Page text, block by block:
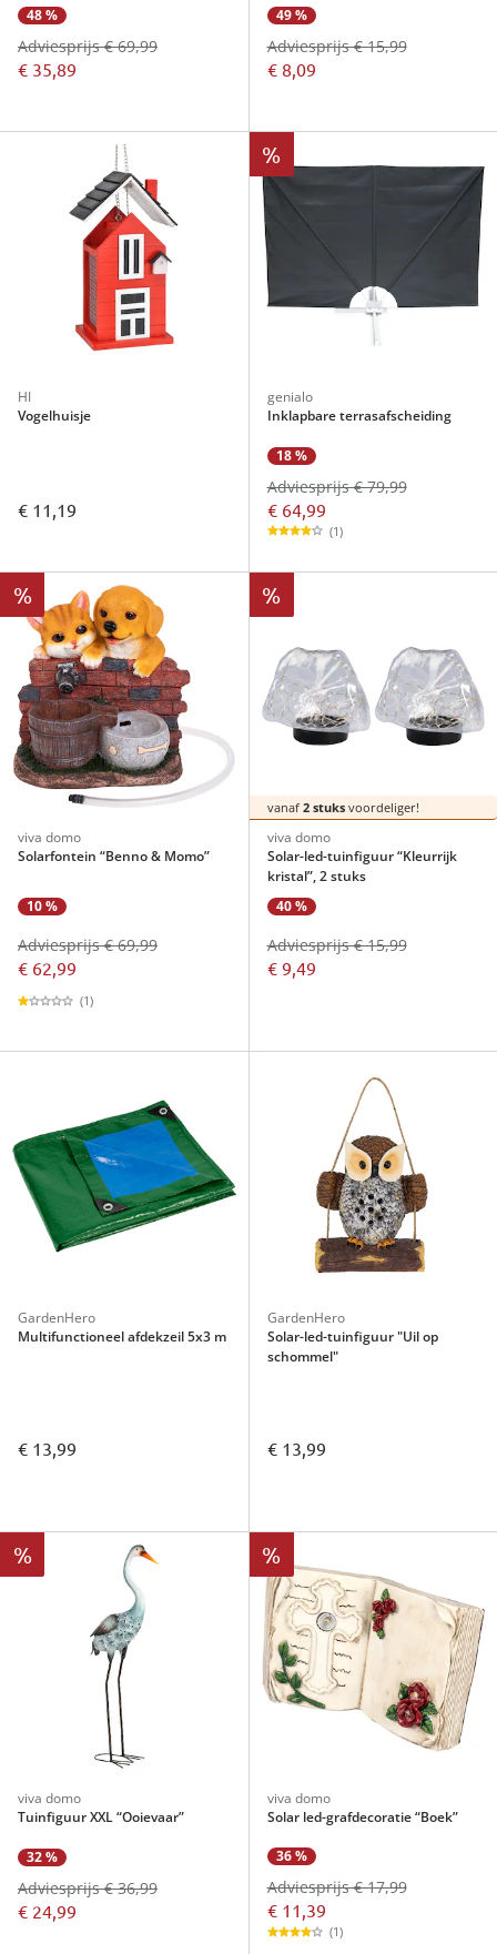
48 %
€ 35,89
Adviesprijs € 69,99
49 %
€ 8,09
Adviesprijs € 15,99
HI
Vogelhuisje
€ 11,19
%
genialo
Inklapbare terrasafscheiding
18 %
€ 64,99
Adviesprijs € 79,99
(1)
%
viva domo
Solarfontein “Benno & Momo”
10 %
€ 62,99
Adviesprijs € 69,99
(1)
%
vanaf 2 stuksvoordeliger!
viva domo
Solar-led-tuinfiguur “Kleurrijk
kristal”, 2 stuks
40 %
€ 9,49
Adviesprijs € 15,99
GardenHero
Multifunctioneel afdekzeil 5x3 m
€ 13,99
GardenHero
Solar-led-tuinfiguur "Uil op
schommel"
€ 13,99
%
viva domo
Tuinfiguur XXL “Ooievaar”
32 %
€ 24,99
Adviesprijs € 36,99
%
viva domo
Solar led-grafdecoratie “Boek”
36 %
€ 11,39
Adviesprijs € 17,99
(1)